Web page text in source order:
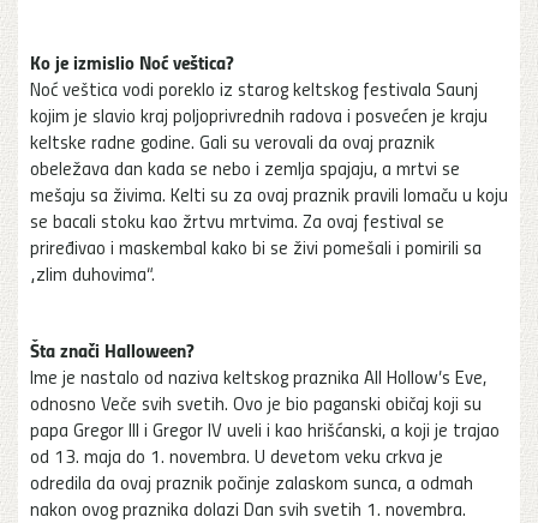
Ko je izmislio Noć veštica?
Noć veštica vodi poreklo iz starog keltskog festivala Saunj
kojim je slavio kraj poljoprivrednih radova i posvećen je kraju
keltske radne godine. Gali su verovali da ovaj praznik
obeležava dan kada se nebo i zemlja spajaju, a mrtvi se
mešaju sa živima. Kelti su za ovaj praznik pravili lomaču u koju
se bacali stoku kao žrtvu mrtvima. Za ovaj festival se
priređivao i maskembal kako bi se živi pomešali i pomirili sa
„zlim duhovima“.
Šta znači Halloween?
Ime je nastalo od naziva keltskog praznika All Hollow’s Eve,
odnosno Veče svih svetih. Ovo je bio paganski običaj koji su
papa Gregor III i Gregor IV uveli i kao hrišćanski, a koji je trajao
od 13. maja do 1. novembra. U devetom veku crkva je
odredila da ovaj praznik počinje zalaskom sunca, a odmah
nakon ovog praznika dolazi Dan svih svetih 1. novembra.